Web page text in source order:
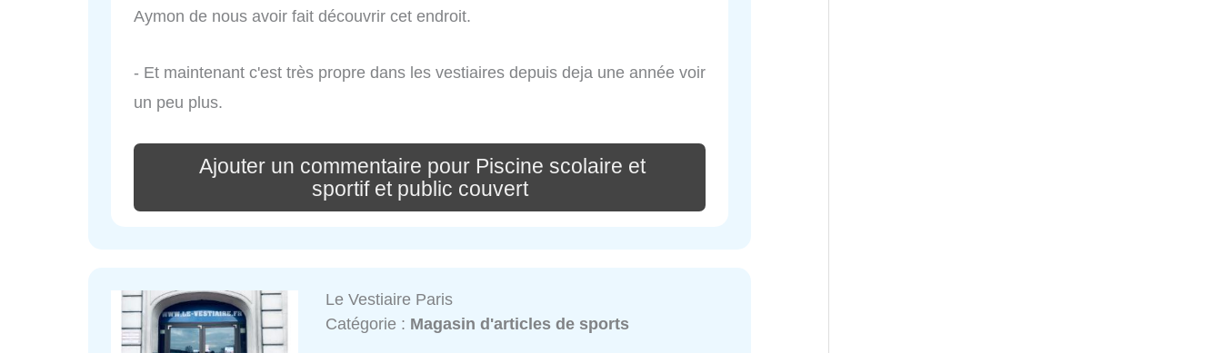
Aymon de nous avoir fait découvrir cet endroit.
- Et maintenant c'est très propre dans les vestiaires depuis deja une année voir
un peu plus.
Ajouter un commentaire pour Piscine scolaire et
sportif et public couvert
Le Vestiaire Paris
Catégorie : Magasin d'articles de sports